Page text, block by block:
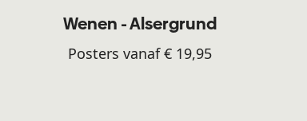
Wenen - Alsergrund
Posters vanaf € 19,95